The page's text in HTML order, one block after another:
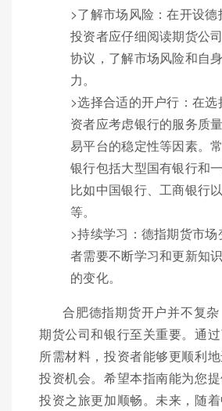
>了解市场风险：在开设德
投资者应仔细阅读期货公
协议，了解市场风险和自
力。
>选择合适的开户行：在
资者应考虑银行的服务质
易平台的稳定性等因素。
银行包括大型国有银行和
比如中国银行、工商银行
等。
>持续学习：德指期货市
者需要不断学习和更新知
的变化。
合肥德指期货开户并不复
期货公司和银行至关重要。通
所需材料，投资者能够更顺利
投资机会。希望本指南能为您
投资之旅更加顺畅。未来，随